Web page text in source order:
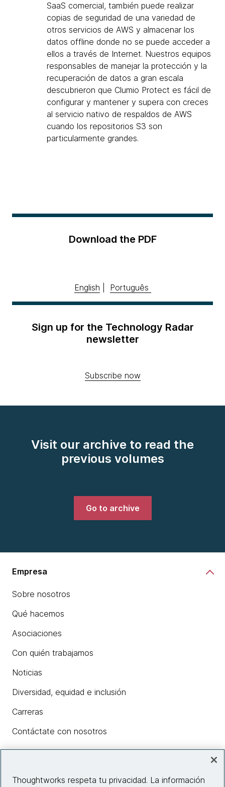
SaaS comercial, también puede realizar
copias de seguridad de una variedad de
otros servicios de AWS y almacenar los
datos offline donde no se puede acceder a
ellos a través de Internet. Nuestros equipos
responsables de manejar la protección y la
recuperación de datos a gran escala
descubrieron que Clumio Protect es fácil de
configurar y mantener y supera con creces
al servicio nativo de respaldos de AWS
cuando los repositorios S3 son
particularmente grandes.
Download the PDF
English Português
Sign up for the Technology Radar
newsletter
Subscribe now
Visit our archive to read the
previous volumes
Go to archive
Empresa
Sobre nosotros
Qué hacemos
Asociaciones
Con quién trabajamos
Noticias
Diversidad, equidad e inclusión
Carreras
Contáctate con nosotros
Thoughtworks respeta tu privacidad. La información